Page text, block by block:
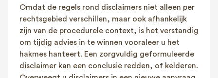
Omdat de regels rond disclaimers niet alleen per
rechtsgebied verschillen, maar ook afhankelijk
zijn van de procedurele context, is het verstandig
om tijdig advies in te winnen vooraleer u het
hakmes hanteert. Een zorgvuldig geformuleerde
disclaimer kan een conclusie redden, of kelderen.